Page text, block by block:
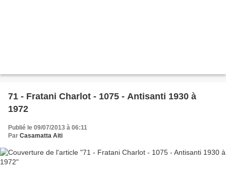
71 - Fratani Charlot - 1075 - Antisanti 1930 à
1972
Publié le 09/07/2013 à 06:11
Par Casamatta Aiti